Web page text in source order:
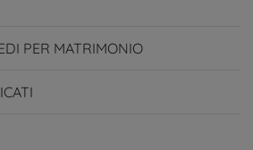
PER MATRIMONIO